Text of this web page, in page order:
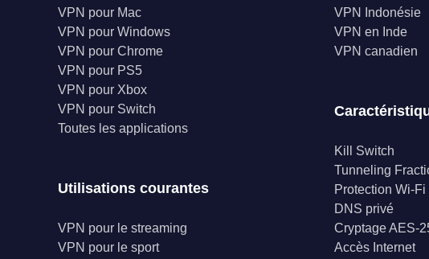
VPN pour Mac
VPN pour Windows
VPN pour Chrome
VPN pour PS5
VPN pour Xbox
VPN pour Switch
Toutes les applications
Utilisations courantes
VPN pour le streaming
VPN pour le sport
VPN Indonésie
VPN en Inde
VPN canadien
Kill Switch
Tunneling
Protection Wi-Fi
DNS privé
Cryptage AES-
Accès Internet